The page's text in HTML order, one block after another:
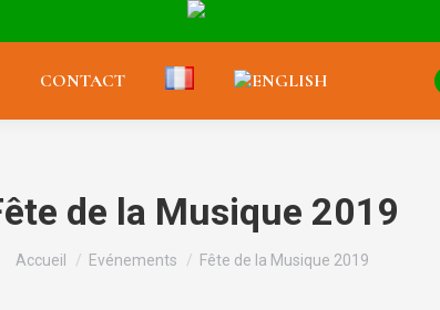
CONTACT
de la Musique 2019
Vous êtes ici :
Accueil Evénements Fête de la Musique 2019